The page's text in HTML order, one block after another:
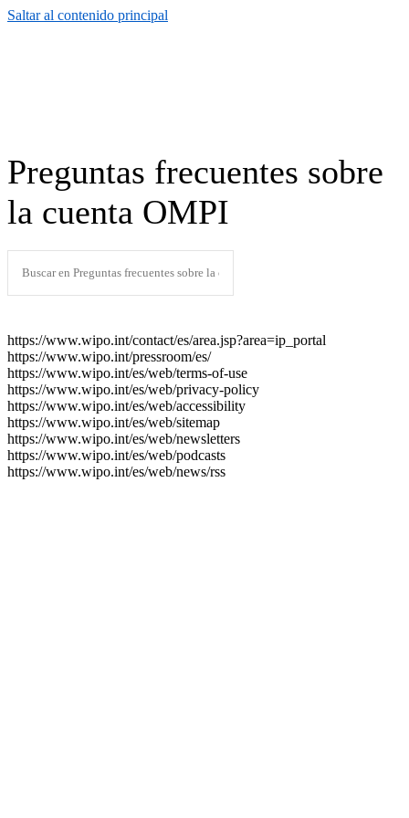
Saltar al contenido principal
Preguntas frecuentes sobre
la cuenta OMPI
https://www.wipo.int/contact/es/area.jsp?area=ip_portal
https://www.wipo.int/pressroom/es/
https://www.wipo.int/es/web/terms-of-use
https://www.wipo.int/es/web/privacy-policy
https://www.wipo.int/es/web/accessibility
https://www.wipo.int/es/web/sitemap
https://www.wipo.int/es/web/newsletters
https://www.wipo.int/es/web/podcasts
https://www.wipo.int/es/web/news/rss